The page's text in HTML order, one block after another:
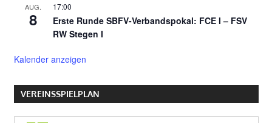
AUG.
8
17:00
Erste Runde SBFV-Verbandspokal: FCE I – FSV
RW Stegen I
Kalender anzeigen
VEREINSSPIELPLAN